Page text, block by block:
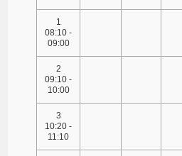
1
08:10 -
09:00
2
09:10 -
10:00
3
10:20 -
11:10